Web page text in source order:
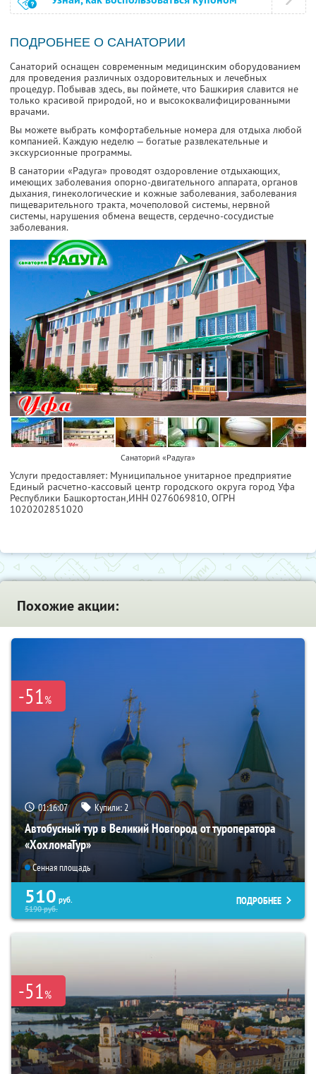
ПОДРОБНЕЕ О САНАТОРИИ
Санаторий оснащен современным медицинским оборудованием
для проведения различных оздоровительных и лечебных
процедур. Побывав здесь, вы поймете, что Башкирия славится не
только красивой природой, но и высококвалифицированными
врачами.
Вы можете выбрать комфортабельные номера для отдыха любой
компанией. Каждую неделю — богатые развлекательные и
экскурсионные программы.
В санатории «Радуга» проводят оздоровление отдыхающих,
имеющих заболевания опорно-двигательного аппарата, органов
дыхания, гинекологические и кожные заболевания, заболевания
пищеварительного тракта, мочеполовой системы, нервной
системы, нарушения обмена веществ, сердечно-сосудистые
заболевания.
Санаторий «Радуга»
Услуги предоставляет: Муниципальное унитарное предприятие
Единый расчетно-кассовый центр городского округа город Уфа
Республики Башкортостан,ИНН 0276069810, ОГРН
1020202851020
Похожие акции:
-51%
01:16:06 Купили:2
Автобусный тур в Великий Новгород от туроператора
«ХохломаТур»
Сенная площадь
510 руб.
5190руб.
ПОДРОБНЕЕ
-51%